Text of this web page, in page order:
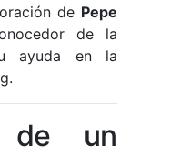
de Pepe
de la
ayuda en la
de un